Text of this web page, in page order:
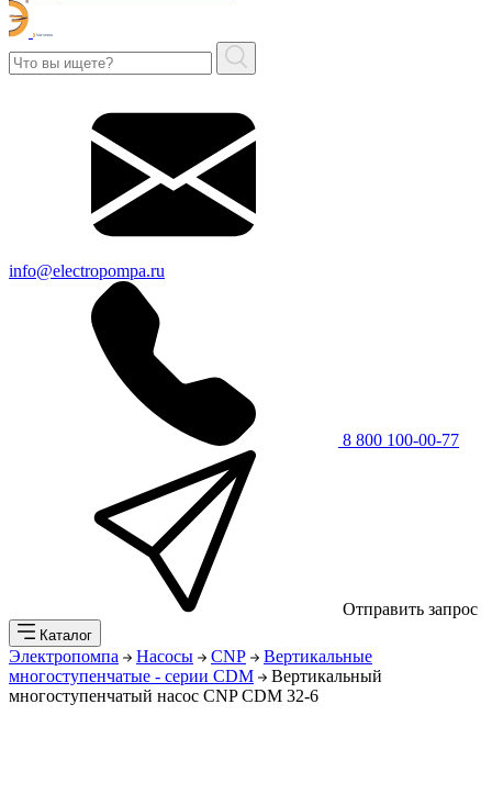
info@electropompa.ru
8 800 100-00-77
Отправить запрос
Каталог
Электропомпа Насосы CNP
Вертикальные
многоступенчатые - серии CDM
Вертикальный
многоступенчатый насос CNP CDM 32-6